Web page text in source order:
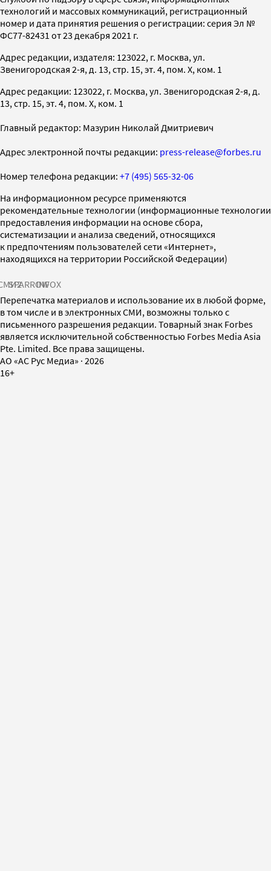
технологий и массовых коммуникаций, регистрационный
номер и дата принятия решения о регистрации: серия Эл №
ФС77-82431 от 23 декабря 2021 г.
Адрес редакции, издателя: 123022, г. Москва, ул.
Звенигородская 2-я, д. 13, стр. 15, эт. 4, пом. X, ком. 1
Адрес редакции: 123022, г. Москва, ул. Звенигородская 2-я, д.
13, стр. 15, эт. 4, пом. X, ком. 1
Главный редактор: Мазурин Николай Дмитриевич
Адрес электронной почты редакции: press-release@forbes.ru
Номер телефона редакции: +7 (495) 565-32-06
На информационном ресурсе применяются
рекомендательные технологии (информационные технологии
предоставления информации на основе сбора,
систематизации и анализа сведений, относящихся
к предпочтениям пользователей сети «Интернет»,
находящихся на территории Российской Федерации)
SPARROWINFOX
Перепечатка материалов и использование их в любой форме,
в том числе и в электронных СМИ, возможны только с
письменного разрешения редакции. Товарный знак Forbes
является исключительной собственностью Forbes Media Asia
Pte. Limited. Все права защищены.
AO «АС Рус Медиа» · 2026
16+